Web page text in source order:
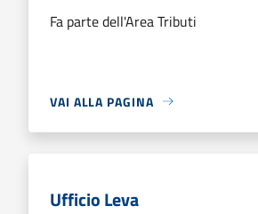
Fa parte dell'Area Tributi
VAI ALLA PAGINA
Ufficio Leva